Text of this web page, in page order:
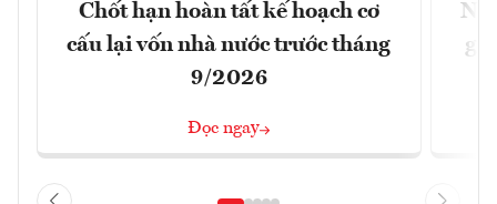
Chốt hạn hoàn tất kế hoạch cơ
cấu lại vốn nhà nước trước tháng
9/2026
Đọc ngay